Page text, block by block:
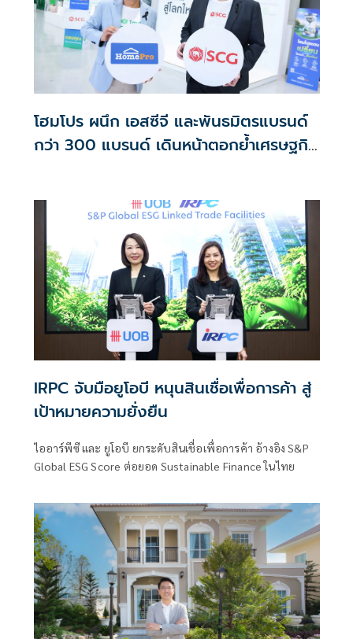
โฮมโปร ผนึก เอสซีจี และพันธมิตรแบรนด์
กว่า 300 แบรนด์ เดินหน้าตอกย้ำเศรษฐกิจ
IRPC จับมือยูโอบี หนุนสินเชื่อเพื่อการค้า สู่
เป้าหมายความยั่งยืน
ไออาร์พีซี และ ยูโอบี ยกระดับสินเชื่อเพื่อการค้า อ้างอิง S&P
Global ESG Score ต่อยอด Sustainable Finance ในไทย